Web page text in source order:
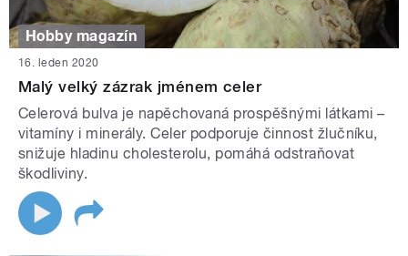
Hobby magazín
16. leden 2020
Malý velký zázrak jménem celer
Celerová bulva je napěchovaná prospěšnými látkami –
vitamíny i minerály. Celer podporuje činnost žlučníku,
snižuje hladinu cholesterolu, pomáhá odstraňovat
škodliviny.